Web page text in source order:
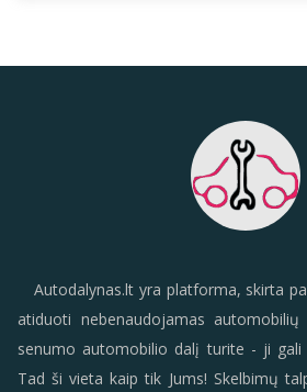
Autodalynas.lt yra platforma, skirta
atiduoti nebenaudojamas
senumo automobilio dalį turite - ji gali
Tad ši vieta kaip tik Jums! Skelbimų